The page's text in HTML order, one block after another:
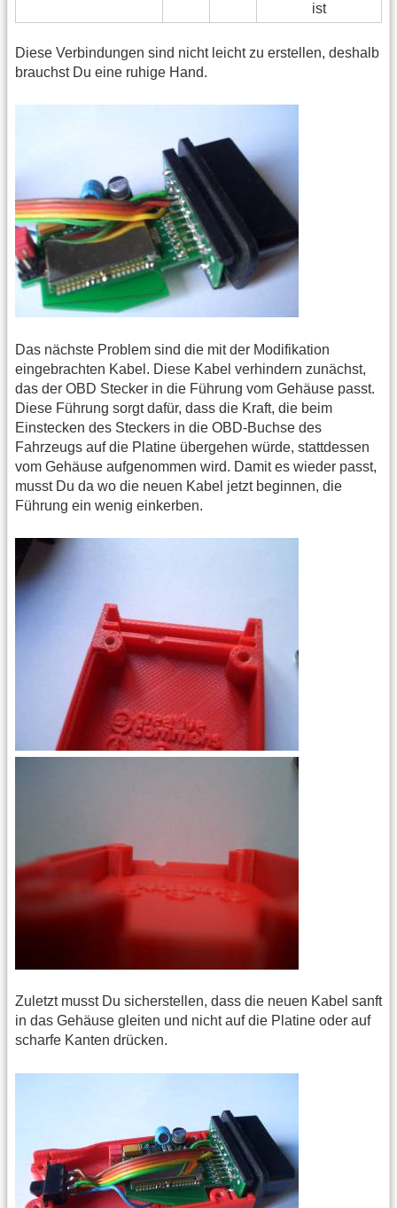
ist
Diese Verbindungen sind nicht leicht zu erstellen, deshalb
brauchst Du eine ruhige Hand.
Das nächste Problem sind die mit der Modifikation
eingebrachten Kabel. Diese Kabel verhindern zunächst,
das der OBD Stecker in die Führung vom Gehäuse passt.
Diese Führung sorgt dafür, dass die Kraft, die beim
Einstecken des Steckers in die OBD-Buchse des
Fahrzeugs auf die Platine übergehen würde, stattdessen
vom Gehäuse aufgenommen wird. Damit es wieder passt,
musst Du da wo die neuen Kabel jetzt beginnen, die
Führung ein wenig einkerben.
Zuletzt musst Du sicherstellen, dass die neuen Kabel sanft
in das Gehäuse gleiten und nicht auf die Platine oder auf
scharfe Kanten drücken.